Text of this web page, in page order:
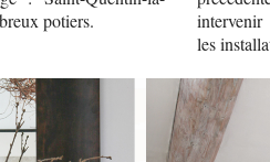
potiers.
intervenir
les